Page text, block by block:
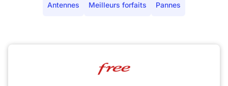
Antennes Meilleurs forfaits Pannes